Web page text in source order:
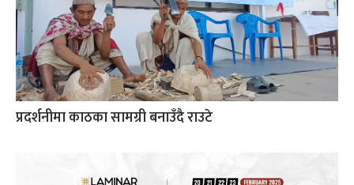
प्रदर्शनीमा काठका सामग्री बनाउँदै राउटे